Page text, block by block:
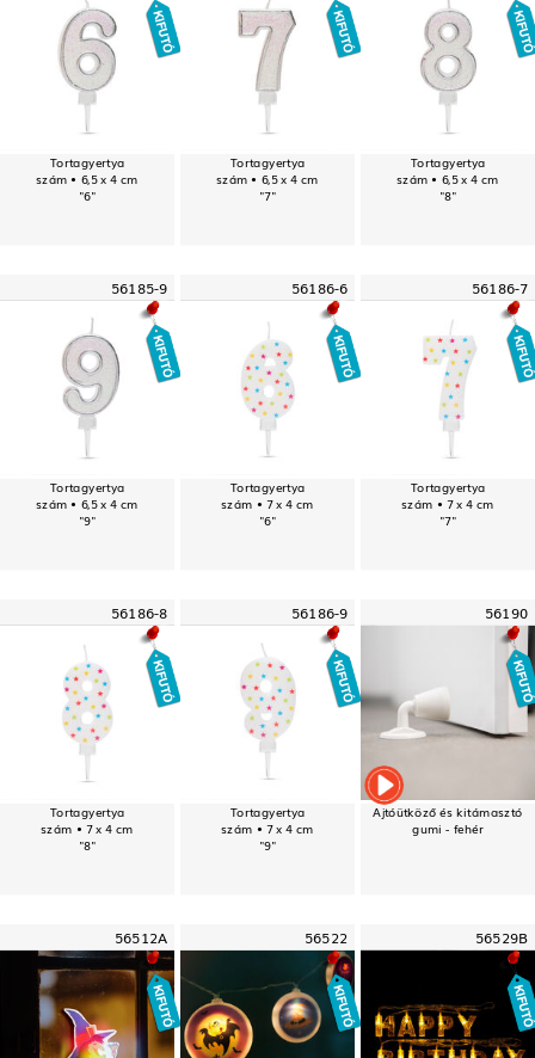
Tortagyertya
szám • 6,5 x 4 cm
"6"
Tortagyertya
szám • 6,5 x 4 cm
"7"
Tortagyertya
szám • 6,5 x 4 cm
"8"
56185-9
Tortagyertya
szám • 6,5 x 4 cm
"9"
56186-6
Tortagyertya
szám • 7 x 4 cm
"6"
56186-7
Tortagyertya
szám • 7 x 4 cm
"7"
56186-8
Tortagyertya
szám • 7 x 4 cm
"8"
56186-9
Tortagyertya
szám • 7 x 4 cm
"9"
56190
Ajtóütköző és kitámasztó
gumi - fehér
56512A 56522 56529B